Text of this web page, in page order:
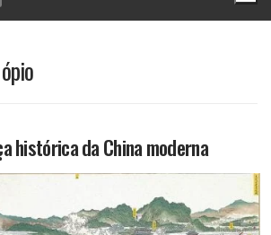
histórica da China moderna